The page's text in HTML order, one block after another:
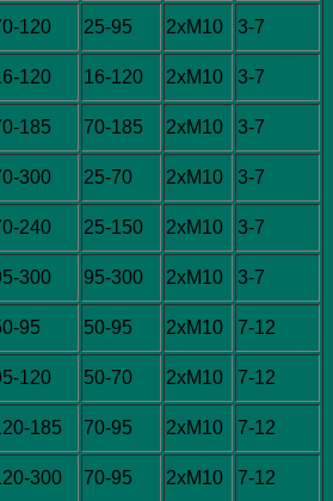
120 25-95 2xM10
3-7
120 16-120 2xM10
3-7
185 70-185 2xM10
3-7
300 25-70 2xM10
3-7
240 25-150 2xM10
3-7
300 95-300 2xM10
3-7
95 50-95 2xM10
7-12
120 50-70 2xM10
7-12
185 70-95 2xM10
7-12
300 70-95 2xM10
7-12